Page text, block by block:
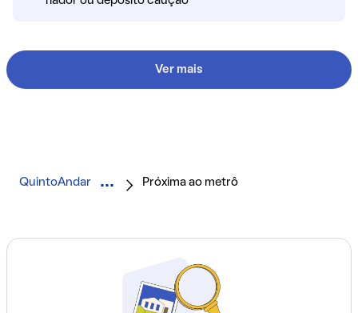
Ver mais
QuintoAndar Próxima ao metrô